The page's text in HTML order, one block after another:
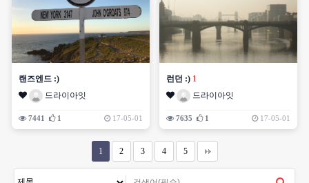
랜즈엔드 :)
드라이아잇
7441 1 17-05-01
런던 :) 1
드라이아잇
7635 1 17-05-01
1 2 3 4 5